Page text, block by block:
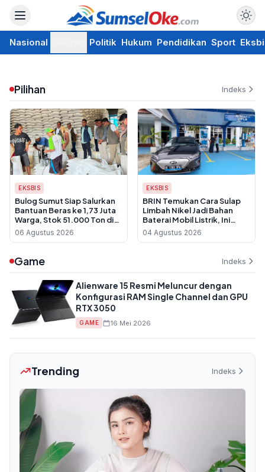
Nasional Politik Hukum Pendidikan Sport
Pilihan Indeks
EKSBIS
Bulog Sumut Siap Salurkan
Bantuan Beras ke 1,73 Juta
Warga, Stok 51.000 Ton di
Gudang
06 Agustus 2026
EKSBIS
BRIN Temukan Cara Sulap
Limbah Nikel Jadi Bahan
Baterai Mobil Listrik, Ini
Keunggulannya
04 Agustus 2026
Game Indeks
Alienware 15 Resmi Meluncur dengan
Konfigurasi RAM Single Channel dan GPU
RTX 3050
GAME 16 Mei 2026
Trending Indeks